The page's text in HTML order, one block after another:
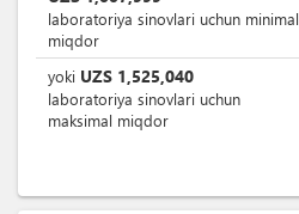
laboratoriya sinovlari uchun minimal
miqdor
yoki UZS 1,525,040
laboratoriya sinovlari uchun
maksimal miqdor